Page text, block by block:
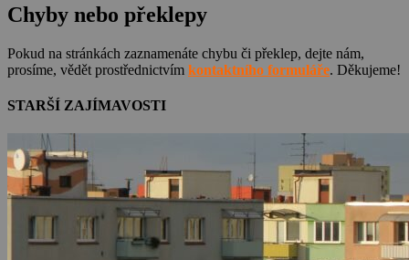
Chyby nebo překlepy
Pokud na stránkách zaznamenáte chybu či překlep, dejte nám,
prosíme, vědět prostřednictvím kontaktního formuláře. Děkujeme!
STARŠÍ ZAJÍMAVOSTI